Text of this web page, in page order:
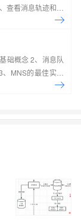
看消息轨迹和仪